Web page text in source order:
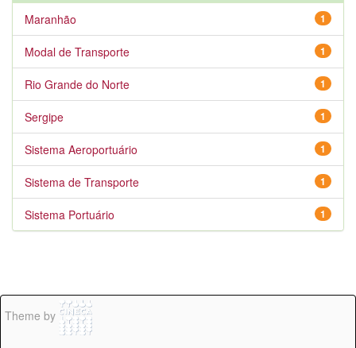
1
Maranhão
1
Modal de Transporte
1
Rio Grande do Norte
1
Sergipe
1
Sistema Aeroportuário
1
Sistema de Transporte
1
Sistema Portuário
Theme by